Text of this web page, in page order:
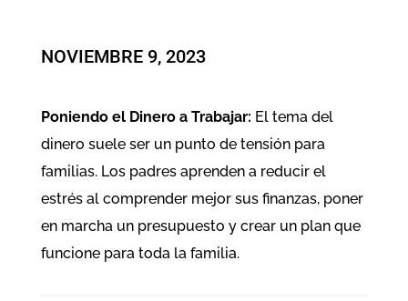
NOVIEMBRE 9, 2023
Poniendo el Dinero a Trabajar: El tema del
dinero suele ser un punto de tensión para
familias. Los padres aprenden a reducir el
estrés al comprender mejor sus finanzas, poner
en marcha un presupuesto y crear un plan que
funcione para toda la familia.